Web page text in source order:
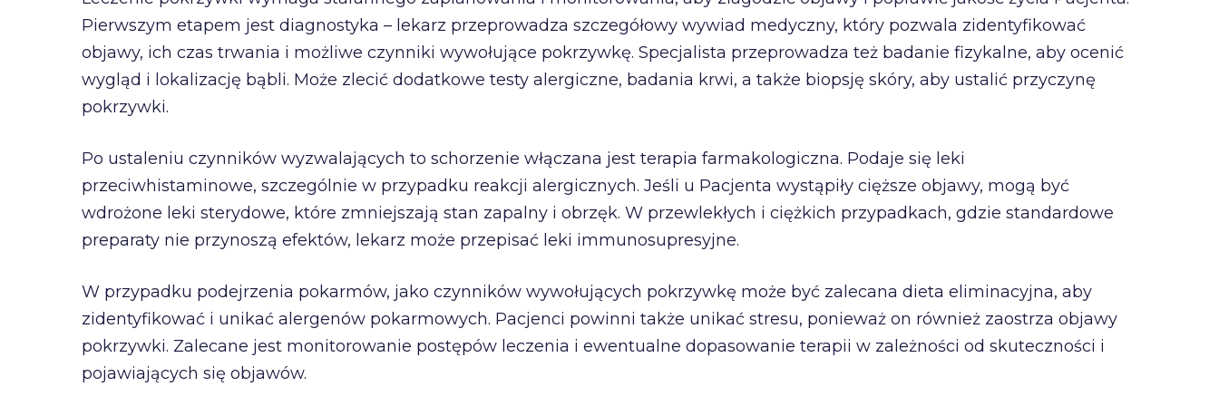
Pierwszym etapem jest diagnostyka – lekarz przeprowadza szczegółowy wywiad medyczny, który pozwala zidentyfikować
objawy, ich czas trwania i możliwe czynniki wywołujące pokrzywkę. Specjalista przeprowadza też badanie fizykalne, aby ocenić
wygląd i lokalizację bąbli. Może zlecić dodatkowe testy alergiczne, badania krwi, a także biopsję skóry, aby ustalić przyczynę
pokrzywki.
Po ustaleniu czynników wyzwalających to schorzenie włączana jest terapia farmakologiczna. Podaje się leki
przeciwhistaminowe, szczególnie w przypadku reakcji alergicznych. Jeśli u Pacjenta wystąpiły cięższe objawy, mogą być
wdrożone leki sterydowe, które zmniejszają stan zapalny i obrzęk. W przewlekłych i ciężkich przypadkach, gdzie standardowe
preparaty nie przynoszą efektów, lekarz może przepisać leki immunosupresyjne.
W przypadku podejrzenia pokarmów, jako czynników wywołujących pokrzywkę może być zalecana dieta eliminacyjna, aby
zidentyfikować i unikać alergenów pokarmowych. Pacjenci powinni także unikać stresu, ponieważ on również zaostrza objawy
pokrzywki. Zalecane jest monitorowanie postępów leczenia i ewentualne dopasowanie terapii w zależności od skuteczności i
pojawiających się objawów.